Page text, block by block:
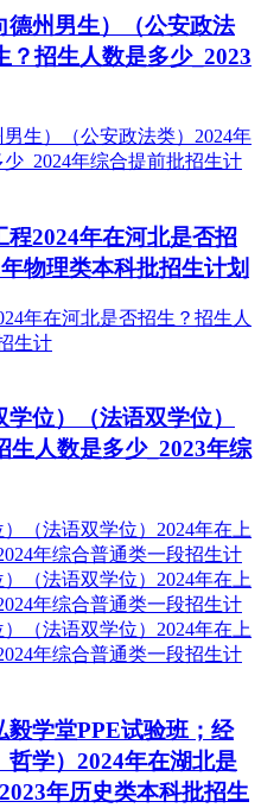
德州男生）（公安政法
？招生人数是多少_2023
2024年在河北是否招
物理类本科批招生计划
位）（法语双学位）
生人数是多少_2023年综
学堂PPE试验班；经
学）2024年在湖北是
年历史类本科批招生